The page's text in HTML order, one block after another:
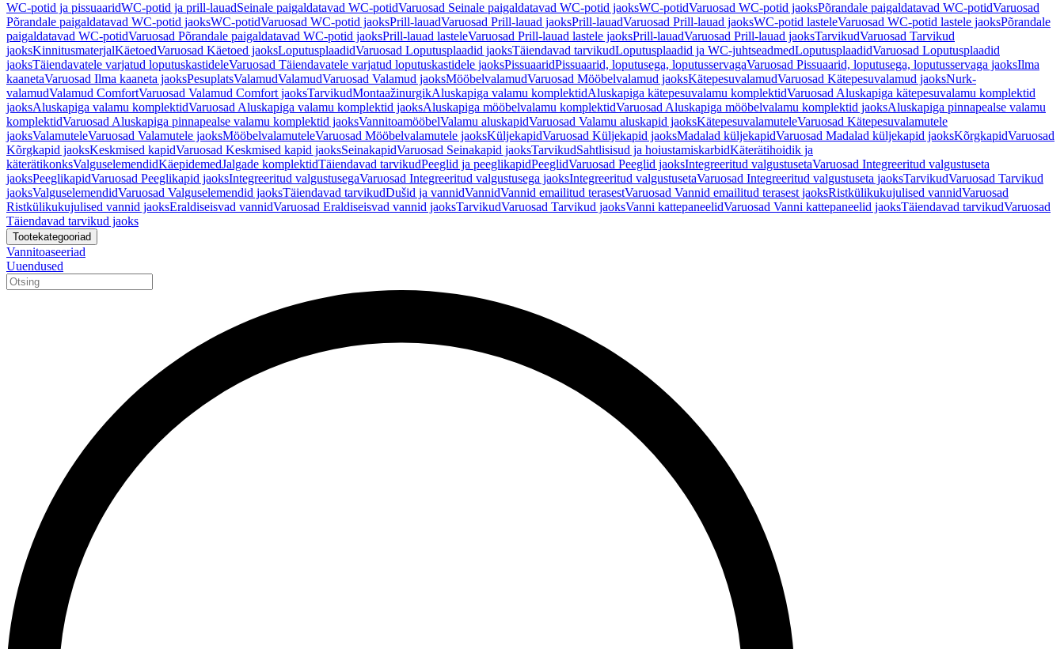
WC-potid ja pissuaaridWC-potid ja prill-lauadSeinale paigaldatavad WC-potidVaruosad Seinale paigaldatavad WC-potid jaoksWC-potidVaruosad WC-potid jaoksPõrandale paigaldatavad WC-potidVaruosad
Põrandale paigaldatavad WC-potid jaoksWC-potidVaruosad WC-potid jaoksPrill-lauadVaruosad Prill-lauad jaoksPrill-lauadVaruosad Prill-lauad jaoksWC-potid lasteleVaruosad WC-potid lastele jaoksPõrandale
paigaldatavad WC-potidVaruosad Põrandale paigaldatavad WC-potid jaoksPrill-lauad lasteleVaruosad Prill-lauad lastele jaoksPrill-lauadVaruosad Prill-lauad jaoksTarvikudVaruosad Tarvikud
jaoksKinnitusmaterjalKäetoedVaruosad Käetoed jaoksLoputusplaadidVaruosad Loputusplaadid jaoksTäiendavad tarvikudLoputusplaadid ja WC-juhtseadmedLoputusplaadidVaruosad Loputusplaadid
jaoksTäiendavatele varjatud loputuskastideleVaruosad Täiendavatele varjatud loputuskastidele jaoksPissuaaridPissuaarid, loputusega, loputusservagaVaruosad Pissuaarid, loputusega, loputusservaga jaoksIlma
kaanetaVaruosad Ilma kaaneta jaoksPesuplatsValamudValamudVaruosad Valamud jaoksMööbelvalamudVaruosad Mööbelvalamud jaoksKätepesuvalamudVaruosad Kätepesuvalamud jaoksNurk-
valamudValamud ComfortVaruosad Valamud Comfort jaoksTarvikudMontaažinurgikAluskapiga valamu komplektidAluskapiga kätepesuvalamu komplektidVaruosad Aluskapiga kätepesuvalamu komplektid
jaoksAluskapiga valamu komplektidVaruosad Aluskapiga valamu komplektid jaoksAluskapiga mööbelvalamu komplektidVaruosad Aluskapiga mööbelvalamu komplektid jaoksAluskapiga pinnapealse valamu
komplektidVaruosad Aluskapiga pinnapealse valamu komplektid jaoksVannitoamööbelValamu aluskapidVaruosad Valamu aluskapid jaoksKätepesuvalamuteleVaruosad Kätepesuvalamutele
jaoksValamuteleVaruosad Valamutele jaoksMööbelvalamuteleVaruosad Mööbelvalamutele jaoksKüljekapidVaruosad Küljekapid jaoksMadalad küljekapidVaruosad Madalad küljekapid jaoksKõrgkapidVaruosad
Kõrgkapid jaoksKeskmised kapidVaruosad Keskmised kapid jaoksSeinakapidVaruosad Seinakapid jaoksTarvikudSahtlisisud ja hoiustamiskarbidKäterätihoidik ja
käterätikonksValguselemendidKäepidemedJalgade komplektidTäiendavad tarvikudPeeglid ja peeglikapidPeeglidVaruosad Peeglid jaoksIntegreeritud valgustusetaVaruosad Integreeritud valgustuseta
jaoksPeeglikapidVaruosad Peeglikapid jaoksIntegreeritud valgustusegaVaruosad Integreeritud valgustusega jaoksIntegreeritud valgustusetaVaruosad Integreeritud valgustuseta jaoksTarvikudVaruosad Tarvikud
jaoksValguselemendidVaruosad Valguselemendid jaoksTäiendavad tarvikudDušid ja vannidVannidVannid emailitud terasestVaruosad Vannid emailitud terasest jaoksRistkülikukujulised vannidVaruosad
Ristkülikukujulised vannid jaoksEraldiseisvad vannidVaruosad Eraldiseisvad vannid jaoksTarvikudVaruosad Tarvikud jaoksVanni kattepaneelidVaruosad Vanni kattepaneelid jaoksTäiendavad tarvikudVaruosad
Täiendavad tarvikud jaoks
Tootekategooriad
Vannitoaseeriad
Uuendused